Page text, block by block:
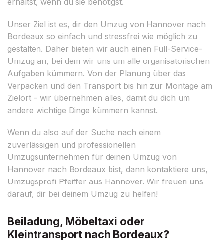
Unser Ziel ist es, dir den Umzug von Hannover nach
Bordeaux so einfach und stressfrei wie möglich zu
gestalten. Daher bieten wir auch einen Full-Service-
Umzug an, bei dem wir uns um alle organisatorischen
Aufgaben kümmern. Von der Planung über das
Verpacken und den Transport bis hin zur Montage am
Zielort – wir übernehmen alles, damit du dich um
andere wichtige Dinge kümmern kannst.
Wenn du also auf der Suche nach einem
zuverlässigen und professionellen
Umzugsunternehmen für deinen Umzug von
Hannover nach Bordeaux bist, dann kontaktiere uns,
Umzugsprofi Pfeiffer aus Hannover. Wir freuen uns
darauf, dir bei deinem Umzug zu helfen!
Beiladung, Möbeltaxi oder
Kleintransport nach Bordeaux?